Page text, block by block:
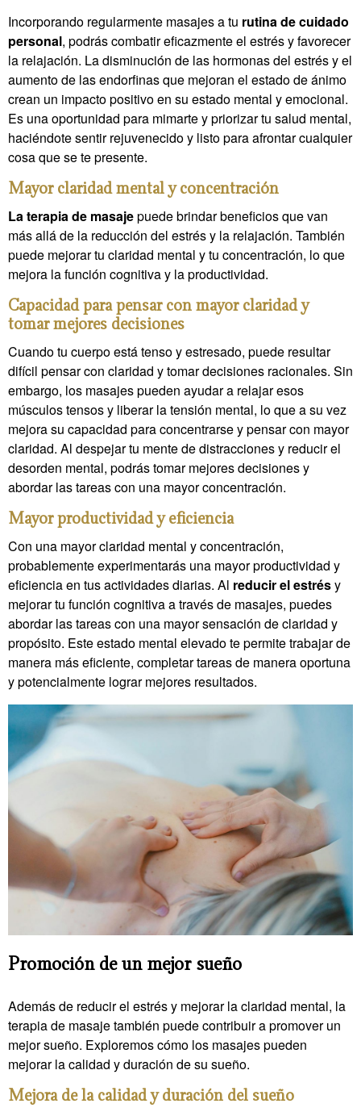
Incorporando regularmente masajes a tu rutina de cuidado
personal, podrás combatir eficazmente el estrés y favorecer
la relajación. La disminución de las hormonas del estrés y el
aumento de las endorfinas que mejoran el estado de ánimo
crean un impacto positivo en su estado mental y emocional.
Es una oportunidad para mimarte y priorizar tu salud mental,
haciéndote sentir rejuvenecido y listo para afrontar cualquier
cosa que se te presente.
Mayor claridad mental y concentración
La terapia de masajepuede brindar beneficios que van
más allá de la reducción del estrés y la relajación. También
puede mejorar tu claridad mental y tu concentración, lo que
mejora la función cognitiva y la productividad.
Capacidad para pensar con mayor claridad y
tomar mejores decisiones
Cuando tu cuerpo está tenso y estresado, puede resultar
difícil pensar con claridad y tomar decisiones racionales. Sin
embargo, los masajes pueden ayudar a relajar esos
músculos tensos y liberar la tensión mental, lo que a su vez
mejora su capacidad para concentrarse y pensar con mayor
claridad. Al despejar tu mente de distracciones y reducir el
desorden mental, podrás tomar mejores decisiones y
abordar las tareas con una mayor concentración.
Mayor productividad y eficiencia
Con una mayor claridad mental y concentración,
probablemente experimentarás una mayor productividad y
eficiencia en tus actividades diarias. Al reducir el estrésy
mejorar tu función cognitiva a través de masajes, puedes
abordar las tareas con una mayor sensación de claridad y
propósito. Este estado mental elevado te permite trabajar de
manera más eficiente, completar tareas de manera oportuna
y potencialmente lograr mejores resultados.
Promoción de un mejor sueño
Además de reducir el estrés y mejorar la claridad mental, la
terapia de masaje también puede contribuir a promover un
mejor sueño. Exploremos cómo los masajes pueden
mejorar la calidad y duración de su sueño.
Mejora de la calidad y duración del sueño